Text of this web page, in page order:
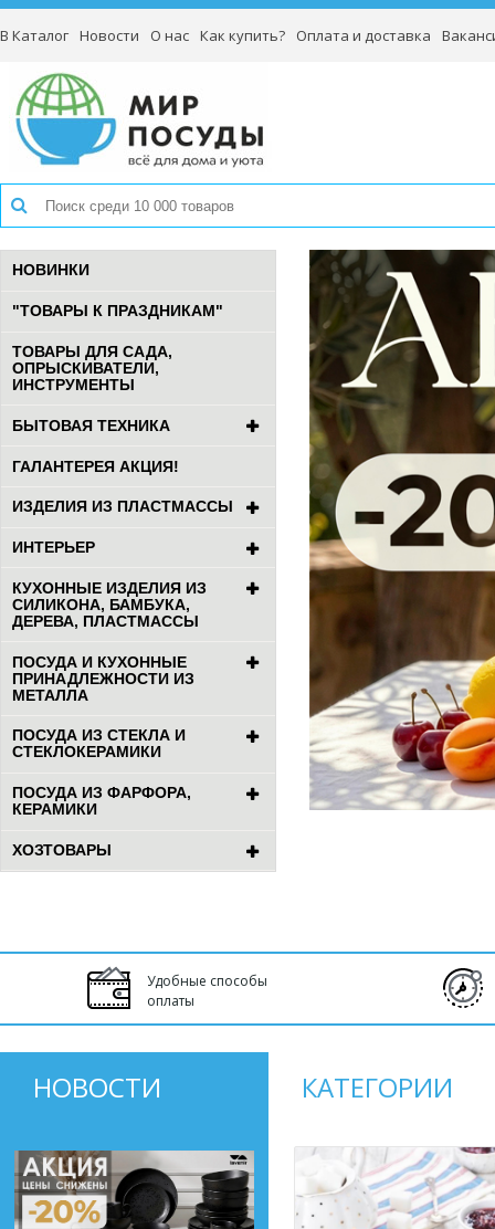
В Каталог Новости О нас Как купить? Оплата и доставка
НОВИНКИ
"ТОВАРЫ К ПРАЗДНИКАМ"
ТОВАРЫ ДЛЯ САДА,
ОПРЫСКИВАТЕЛИ,
ИНСТРУМЕНТЫ
БЫТОВАЯ ТЕХНИКА
ГАЛАНТЕРЕЯ АКЦИЯ!
ИЗДЕЛИЯ ИЗ ПЛАСТМАССЫ
ИНТЕРЬЕР
КУХОННЫЕ ИЗДЕЛИЯ ИЗ
СИЛИКОНА, БАМБУКА,
ДЕРЕВА, ПЛАСТМАССЫ
ПОСУДА И КУХОННЫЕ
ПРИНАДЛЕЖНОСТИ ИЗ
МЕТАЛЛА
ПОСУДА ИЗ СТЕКЛА И
СТЕКЛОКЕРАМИКИ
ПОСУДА ИЗ ФАРФОРА,
КЕРАМИКИ
ХОЗТОВАРЫ
Удобные способы
оплаты
НОВОСТИ КАТЕГОРИИ